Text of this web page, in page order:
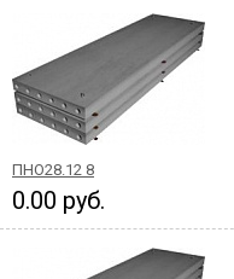
ПНО28.12 8
0.00 руб.